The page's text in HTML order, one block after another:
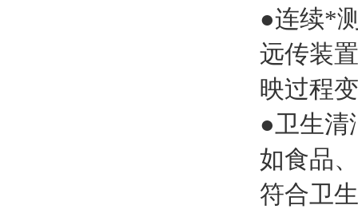
●连续*
远传装
映过程
●卫生清
如食品
符合卫